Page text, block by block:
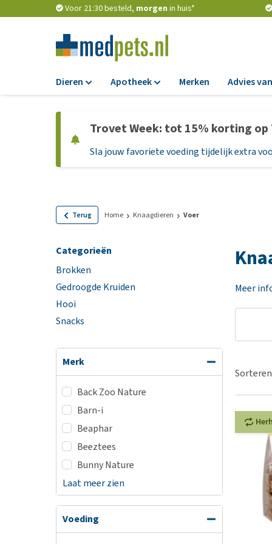
Voor 21:30 besteld, morgen in huis*
Dieren
Hondenbrokken
Natvoer
Graanvrij
Glutenvrij
Apotheek
Vlooien en teken
Ontworming
Medische
Puppy apotheek
Merken Advies
Trovet Week: tot 15% korting
Sla jouw favoriete voeding tijdelijk extra
Terug Home Knaagdieren Voer
Categorieën
Brokken
Gedroogde Kruiden
Hooi
Snacks
Merk
Back Zoo Nature
Barn-i
Beaphar
Beeztees
Bunny Nature
Laat meer zien
Voeding
Meer